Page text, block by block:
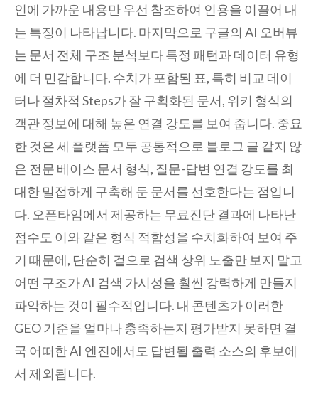
인에 가까운 내용만 우선 참조하여 인용을 이끌어 내
는 특징이 나타납니다. 마지막으로 구글의 AI 오버뷰
는 문서 전체 구조 분석보다 특정 패턴과 데이터 유형
에 더 민감합니다. 수치가 포함된 표, 특히 비교 데이
터나 절차적 Steps가 잘 구획화된 문서, 위키 형식의
객관 정보에 대해 높은 연결 강도를 보여 줍니다. 중요
한 것은 세 플랫폼 모두 공통적으로 블로그 글 같지 않
은 전문 베이스 문서 형식, 질문-답변 연결 강도를 최
대한 밀접하게 구축해 둔 문서를 선호한다는 점입니
다. 오픈타임에서 제공하는 무료진단 결과에 나타난
점수도 이와 같은 형식 적합성을 수치화하여 보여 주
기 때문에, 단순히 겉으로 검색 상위 노출만 보지 말고
어떤 구조가 AI 검색 가시성을 훨씬 강력하게 만들지
파악하는 것이 필수적입니다. 내 콘텐츠가 이러한
GEO 기준을 얼마나 충족하는지 평가받지 못하면 결
국 어떠한 AI 엔진에서도 답변될 출력 소스의 후보에
서 제외됩니다.